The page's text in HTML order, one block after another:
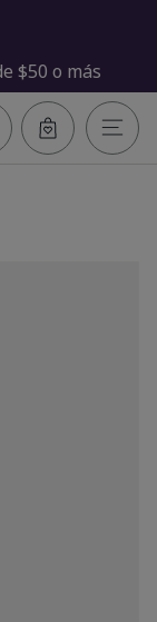
$50 o más